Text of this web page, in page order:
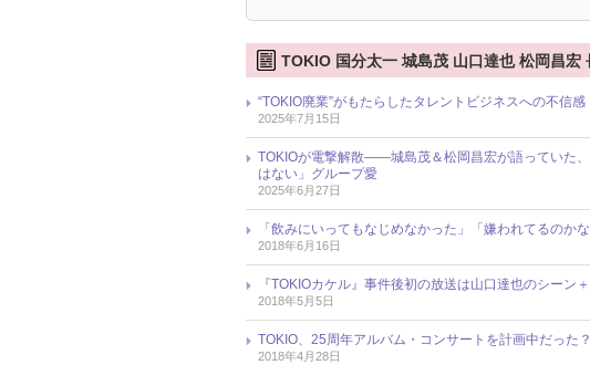
TOKIO 国分太一 城島茂 山口達也 松岡昌宏
“TOKIO廃業”がもたらしたタレントビジネスへの不信
2025年7月15日
TOKIOが電撃解散――城島茂＆松岡昌宏が語っていた
はない」グループ愛
2025年6月27日
「飲みにいってもなじめなかった」「嫌われてるのか
2018年6月16日
『TOKIOカケル』事件後初の放送は山口達也のシーン
2018年5月5日
TOKIO、25周年アルバム・コンサートを計画中だっ
2018年4月28日